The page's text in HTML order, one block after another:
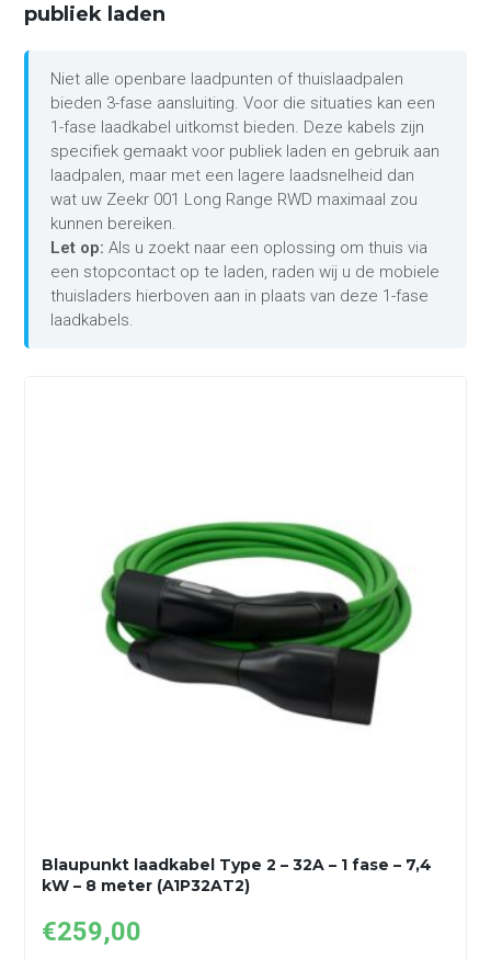
publiek laden
Niet alle openbare laadpunten of thuislaadpalen
bieden 3-fase aansluiting. Voor die situaties kan een
1-fase laadkabel uitkomst bieden. Deze kabels zijn
specifiek gemaakt voor publiek laden en gebruik aan
laadpalen, maar met een lagere laadsnelheid dan
wat uw Zeekr 001 Long Range RWD maximaal zou
kunnen bereiken.
Let op: Als u zoekt naar een oplossing om thuis via
een stopcontact op te laden, raden wij u de mobiele
thuisladers hierboven aan in plaats van deze 1-fase
laadkabels.
Blaupunkt laadkabel Type 2 – 32A – 1 fase – 7,4
kW – 8 meter (A1P32AT2)
€259,00